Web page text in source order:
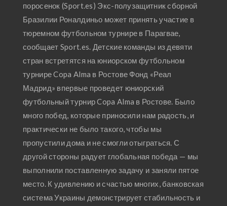
поросенок (Sport.es) Экс-полузащитник сборной
Бразилии Роналдиньо может принять участие в
тюремном футбольном турнире в Парагвае,
сообщает Sport.es. Детские команды из девяти
стран встретятся на юниорском футбольном
турнире Copa Alma в Ростове Фонд «Реал
Мадрид» впервые проведет юниорский
футбольный турнир Copa Alma в Ростове. Было
много побед, которые приносили нам радость, и
практически не было такого, чтобы мы
пропустили дома и не смогли отыграться. С
другой стороны радует глобальная победа — мы
выполнили поставленную задачу и заняли пятое
место. К удивлению и счастью многих, банковская
система Украины демонстрирует стабильность и